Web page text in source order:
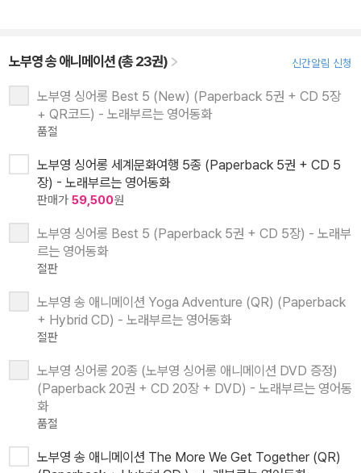
노부영 송 애니메이션 (총 23권) 신간알림 신청
노부영 싱어롱 Best 5 (New) (Paperback 5권 + CD 5장
+ QR코드) - 노래부르는 영어동화
품절
노부영 싱어롱 세계문화여행 5종 (Paperback 5권 + CD 5
장) - 노래부르는 영어동화
판매가 59,500원
노부영 싱어롱 Best 5 (Paperback 5권 + CD 5장) - 노래부
르는 영어동화
절판
노부영 송 애니메이션 Yoga Adventure (QR) (Paperback
+ Hybrid CD) - 노래부르는 영어동화
절판
노부영 싱어롱 20종 (노부영 싱어롱 애니메이션 DVD 증정)
(Paperback 20권 + CD 20장 + DVD) - 노래부르는 영어동
화
품절
노부영 송 애니메이션 The More We Get Together (QR)